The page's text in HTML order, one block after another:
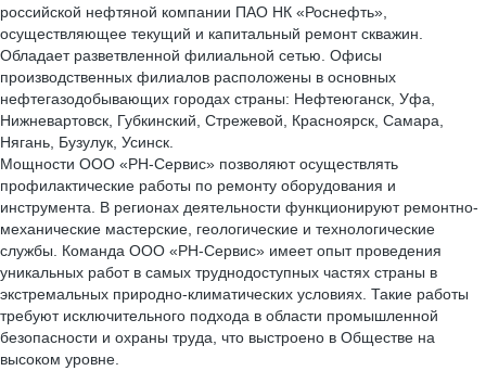
российской нефтяной компании ПАО НК «Роснефть»,
осуществляющее текущий и капитальный ремонт скважин.
Обладает разветвленной филиальной сетью. Офисы
производственных филиалов расположены в основных
нефтегазодобывающих городах страны: Нефтеюганск, Уфа,
Нижневартовск, Губкинский, Стрежевой, Красноярск, Самара,
Нягань, Бузулук, Усинск.
Мощности ООО «РН-Сервис» позволяют осуществлять
профилактические работы по ремонту оборудования и
инструмента. В регионах деятельности функционируют ремонтно-
механические мастерские, геологические и технологические
службы. Команда ООО «РН-Сервис» имеет опыт проведения
уникальных работ в самых труднодоступных частях страны в
экстремальных природно-климатических условиях. Такие работы
требуют исключительного подхода в области промышленной
безопасности и охраны труда, что выстроено в Обществе на
высоком уровне.